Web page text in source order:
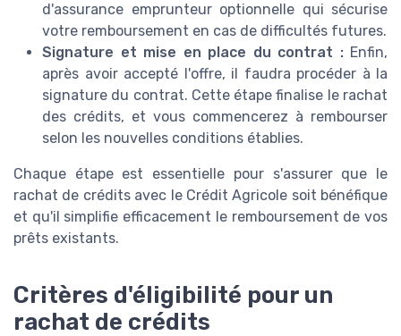
d'assurance emprunteur optionnelle qui sécurise
votre remboursement en cas de difficultés futures.
Signature et mise en place du contrat :Enfin,
après avoir accepté l'offre, il faudra procéder à la
signature du contrat. Cette étape finalise le rachat
des crédits, et vous commencerez à rembourser
selon les nouvelles conditions établies.
Chaque étape est essentielle pour s'assurer que le
rachat de crédits avec le Crédit Agricole soit bénéfique
et qu'il simplifie efficacement le remboursement de vos
prêts existants.
Critères d'éligibilité pour un
rachat de crédits